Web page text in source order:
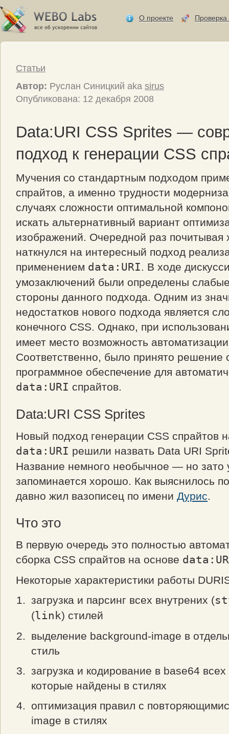
О проекте Проверка
Статьи
Автор: Руслан Синицкий aka sirus
Опубликована: 12 декабря 2008
Data:URI CSS Sprites —
подход к генерации CSS
Мучения со стандартным подходом
спрайтов, а именно трудности
случаях сложности оптимальной
искать альтернативный вариант
изображений. Очередной раз почитывая
наткнулся на интересный подход
применением data:URI. В ходе
умозаключений были определены
стороны данного подхода. Одним из
недостатков нового подхода является
конечного CSS. Однако, при
имеет место возможность
Соответственно, было принято решение
программное обеспечение для
data:URI спрайтов.
Data:URI CSS Sprites
Новый подход генерации CSS спрайтов
data:URI решили назвать Data URI
Название немного необычное — но зато
запоминается хорошо. Как выяснилось
давно жил вазописец по имени Дурис.
Что это
В первую очередь это полностью
сборка CSS спрайтов на основе
Некоторые характеристики работы
загрузка и парсинг всех внутрених (
(link) стилей
выделение background-image в
стиль
загрузка и кодирование в base64
которые найдены в стилях
оптимизация правил с
image в стилях